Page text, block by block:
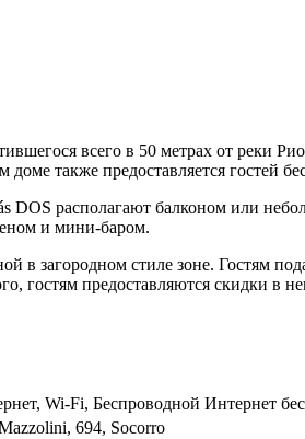
всего в 50 метрах от
также предоставляется гостей
DOS располагают балконом или
и мини-баром.
в загородном стиле зоне. Гостям
гостям предоставляются скидки в
Wi-Fi, Беспроводной Интернет
694, Socorro